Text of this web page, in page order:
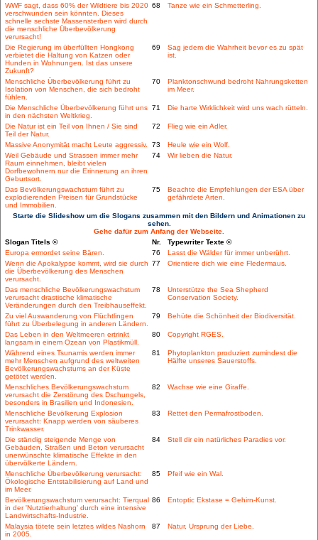
WWF sagt, dass 60% der Wildtiere bis 2020
verschwunden sein könnten. Dieses
schnelle sechste Massensterben wird durch
die menschliche Überbevölkerung
verursacht!
68 Tanze wie ein Schmetterling.
Die Regierung im überfüllten Hongkong
verbietet die Haltung von Katzen oder
Hunden in Wohnungen. Ist das unsere
Zukunft?
69
Sag jedem die Wahrheit bevor es zu spät
ist.
Menschliche Überbevölkerung führt zu
Isolation von Menschen, die sich bedroht
fühlen.
70
Planktonschwund bedroht Nahrungsketten
im Meer.
Die Menschliche Überbevölkerung führt uns
in den nächsten Weltkrieg.
71 Die harte Wirklichkeit wird uns wach rütteln.
Die Natur ist ein Teil von Ihnen / Sie sind
Teil der Natur.
72 Flieg wie ein Adler.
Massive Anonymität macht Leute aggressiv. 73
Heule wie ein Wolf.
Weil Gebäude und Strassen immer mehr
Raum einnehmen, bleibt vielen
Dorfbewohnern nur die Erinnerung an ihren
Geburtsort.
74 Wir lieben die Natur.
Das Bevölkerungswachstum führt zu
explodierenden Preisen für Grundstücke
und Immobilien.
75
Beachte die Empfehlungen der ESA über
gefährdete Arten.
Starte die Slideshow um die Slogans zusammen mit den Bildern und Animationen zu
sehen.
Gehe dafür zum Anfang der Webseite.
Slogan Titels ©
Nr.
Typewriter Texte ©
Europa ermordet seine Bären.
76
Lasst die Wälder für immer unberührt.
Wenn die Apokalypse kommt, wird sie durch
die Überbevölkerung des Menschen
verursacht.
77 Orientiere dich wie eine Fledermaus.
Das menschliche Bevölkerungswachstum
verursacht drastische klimatische
Veränderungen durch den Treibhauseffekt.
78
Unterstütze the Sea Shepherd
Conservation Society.
Zu viel Auswanderung von Flüchtlingen
führt zu Überbelegung in anderen Ländern.
79 Behüte die Schönheit der Biodiversität.
Das Leben in den Weltmeeren ertrinkt
langsam in einem Ozean von Plastikmüll.
80 Copyright RGES.
Während eines Tsunamis werden immer
mehr Menschen aufgrund des weltweiten
Bevölkerungswachstums an der Küste
getötet werden.
81
Phytoplankton produziert zumindest die
Hälfte unseres Sauerstoffs.
Menschliches Bevölkerungswachstum
verursacht die Zerstörung des Dschungels,
besonders in Brasilien und Indonesien.
82 Wachse wie eine Giraffe.
Menschliche Bevölkerung Explosion
verursacht: Knapp werden von säuberes
Trinkwasser.
83 Rettet den Permafrostboden.
Die ständig steigende Menge von
Gebäuden, Straßen und Beton verursacht
unerwünschte klimatische Effekte in den
übervölkerte Ländern.
84 Stell dir ein natürliches Paradies vor.
Menschliche Überbevölkerung verursacht:
Ökologische Entstabilisierung auf Land und
im Meer.
85 Pfeif wie ein Wal.
Bevölkerungswachstum verursacht: Tierqual
in der 'Nutztierhaltung' durch eine intensive
Landwirtschafts-Industrie.
86 Entoptic Ekstase = Gehirn-Kunst.
Malaysia tötete sein letztes wildes Nashorn
in 2005.
87 Natur, Ursprung der Liebe.